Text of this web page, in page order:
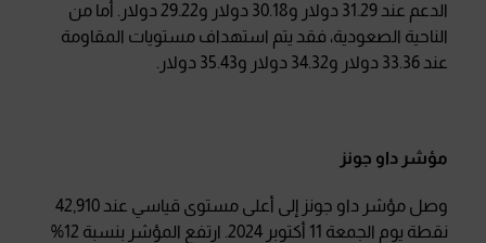
الدعم عند 31.29 دولار و30.18 دولار و29.22 دولار. أما من
الناحية الصعودية، فقد يتم استهداف مستويات المقاومة
عند 33.36 دولار و34.32 دولار و35.43 دولار.
مؤشر داو جونز
وصل مؤشر داو جونز إلى أعلى مستوى قياسي عند 42,910
نقطة يوم الجمعة 11 أكتوبر 2024. ارتفع المؤشر بنسبة 12%